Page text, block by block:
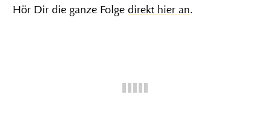
Hör Dir die ganze Folge direkt hier an.